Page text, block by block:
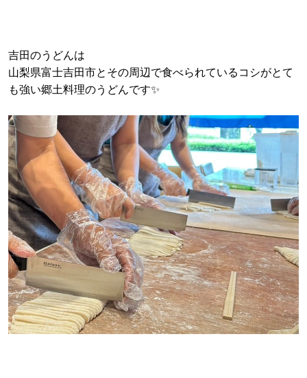
吉田のうどんは
山梨県富士吉田市とその周辺で食べられているコシがとて
も強い郷土料理のうどんです✨